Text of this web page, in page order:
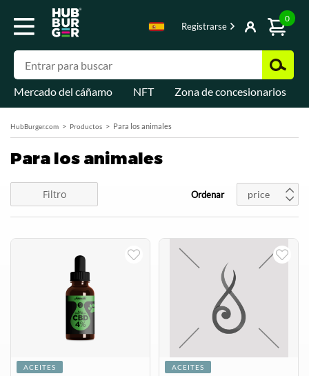
Registrarse
0
Mercado del cáñamo NFT Zona de concesionarios
HubBurger.com Productos Para los animales
Para los animales
Filtro Ordenar price
ACEITES ACEITES